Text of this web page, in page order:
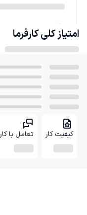
امتیاز کلیکارفرما
کیفیت کار تعامل با